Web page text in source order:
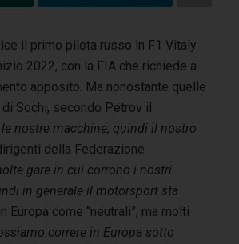
il primo pilota russo in F1 Vitaly
2022, con la FIA che richiede a
apposito. Ma nonostante quelle
Sochi, secondo Petrov il
nostre macchine, quindi il nostro
della Federazione
gare in cui corrono i nostri
in generale il motorsport sta
come “neutrali”, ma molti
correre in Europa sotto